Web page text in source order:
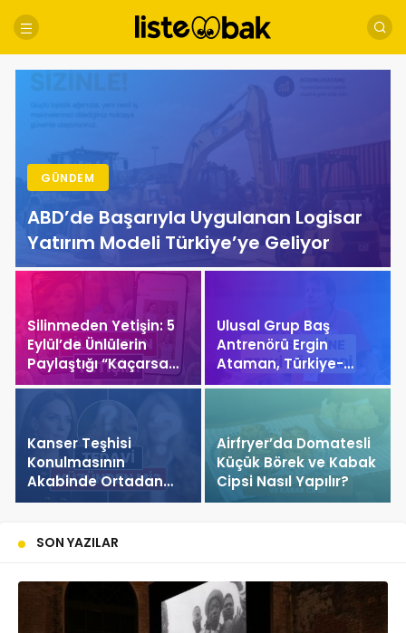
GÜNDEM
ABD’de Başarıyla Uygulanan Logisar
Yatırım Modeli Türkiye’ye Geliyor
Silinmeden Yetişin: 5
Eylül’de Ünlülerin
Paylaştığı “Kaçarsa
Yazık Olur” Temalı
Instagram Hikayeleri!
Ulusal Grup Baş
Antrenörü Ergin
Ataman, Türkiye-
İsveç Maçı Saatine
Kanser Teşhisi
Konulmasının
Akabinde Ortadan
Kaybolan Kate
Saçları Peruk Tezlerini
Airfryer’da Domatesli
Küçük Börek ve Kabak
Cipsi Nasıl Yapılır?
SON YAZILAR